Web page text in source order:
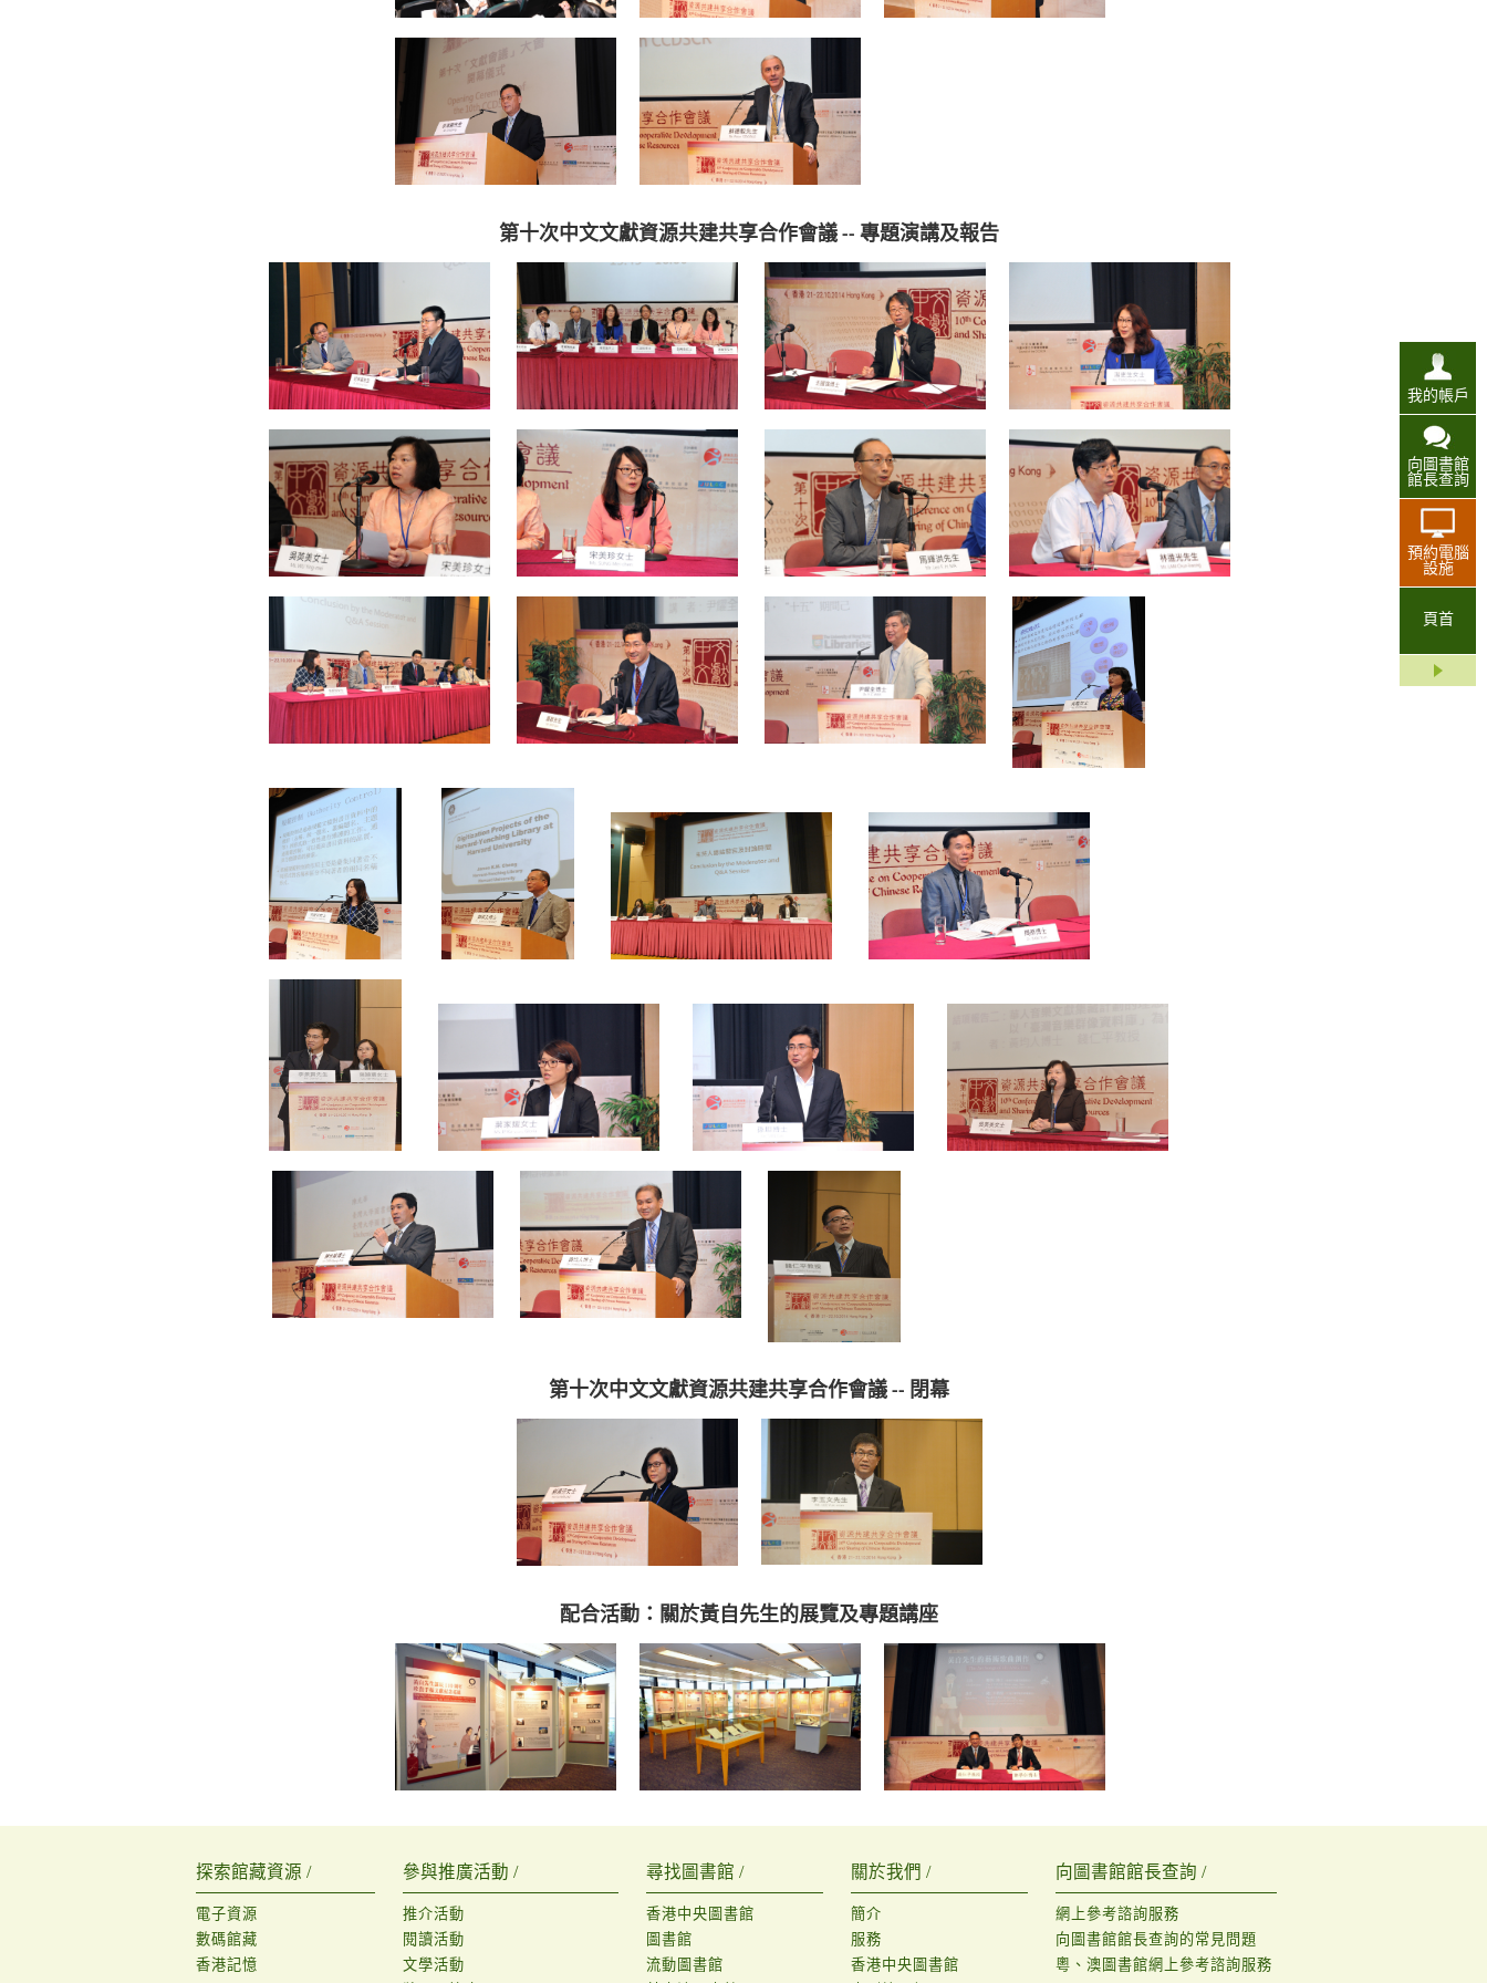
我的帳戶
向圖書館
館長查詢
預約電腦
設施
頁首
第十次中文文獻資源共建共享合作會議 -- 專題演講及報告
第十次中文文獻資源共建共享合作會議 -- 閉幕
配合活動：關於黃自先生的展覽及專題講座
探索館藏資源 /
電子資源
數碼館藏
香港記憶
參與推廣活動 /
推介活動
閱讀活動
文學活動
尋找圖書館 /
香港中央圖書館
圖書館
流動圖書館
關於我們 /
簡介
服務
香港中央圖書館
向圖書館館長查詢 /
網上參考諮詢服務
向圖書館館長查詢的常見問題
粵、澳圖書館網上參考諮詢服務